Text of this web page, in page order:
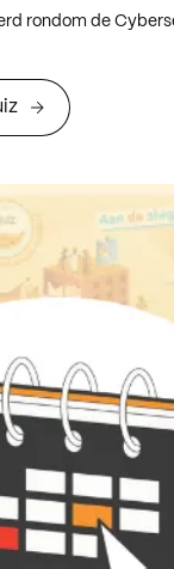
rondom de